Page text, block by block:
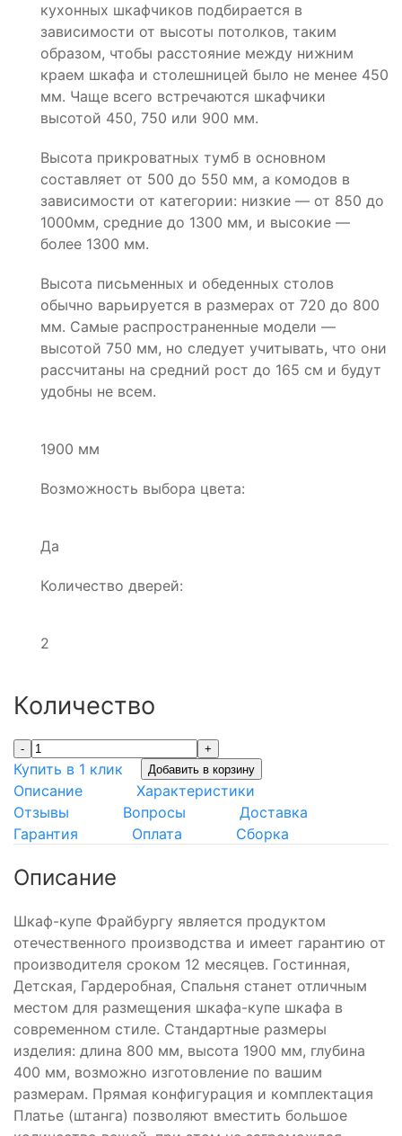
кухонных шкафчиков подбирается в
зависимости от высоты потолков, таким
образом, чтобы расстояние между нижним
краем шкафа и столешницей было не менее 450
мм. Чаще всего встречаются шкафчики
высотой 450, 750 или 900 мм.
Высота прикроватных тумб в основном
составляет от 500 до 550 мм, а комодов в
зависимости от категории: низкие — от 850 до
1000мм, средние до 1300 мм, и высокие —
более 1300 мм.
Высота письменных и обеденных столов
обычно варьируется в размерах от 720 до 800
мм. Самые распространенные модели —
высотой 750 мм, но следует учитывать, что они
рассчитаны на средний рост до 165 см и будут
удобны не всем.
1900 мм
Возможность выбора цвета:
Да
Количество дверей:
2
Количество
- +
Купить в 1 клик Добавить в корзину
Описание
Характеристики
Отзывы
Вопросы
Доставка
Гарантия
Оплата Сборка
Описание
Шкаф-купе Фрайбургу является продуктом
отечественного производства и имеет гарантию от
производителя сроком 12 месяцев. Гостинная,
Детская, Гардеробная, Спальня станет отличным
местом для размещения шкафа-купе шкафа в
современном стиле. Стандартные размеры
изделия: длина 800 мм, высота 1900 мм, глубина
400 мм, возможно изготовление по вашим
размерам. Прямая конфигурация и комплектация
Платье (штанга) позволяют вместить большое